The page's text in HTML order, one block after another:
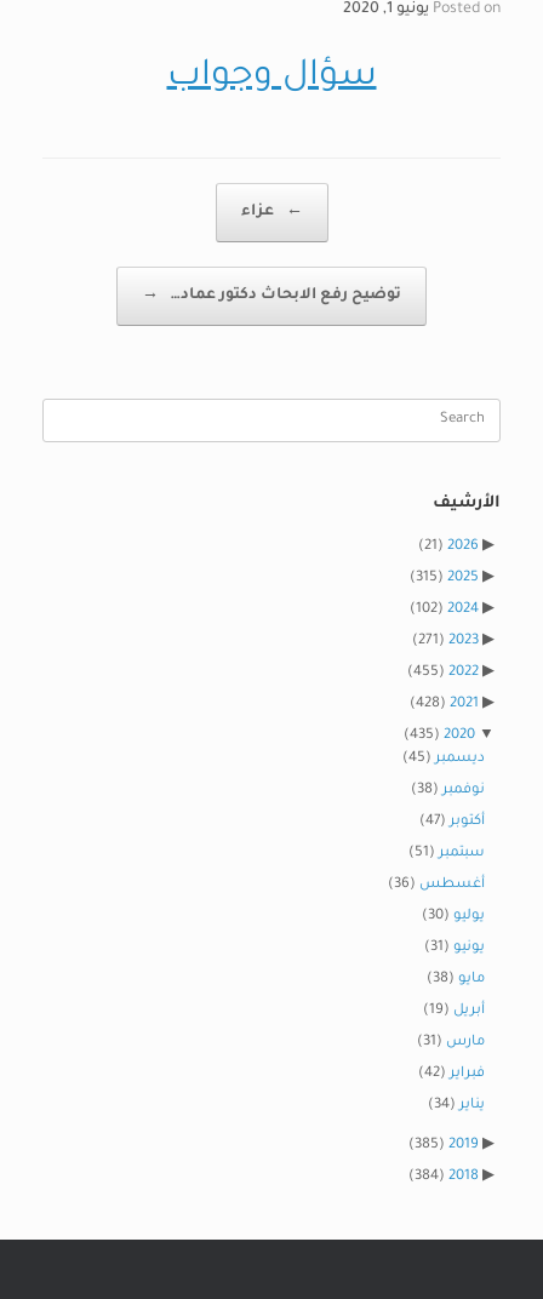
Posted on يونيو 1, 2020
سؤال وجواب
← عزاء
توضيح رفع الابحاث دكتور عماد… →
Search
الأرشيف
2026
(21)
2025
(315)
2024
(102)
2023
(271)
2022
(455)
2021
(428)
2020
(435)
ديسمبر(45)
نوفمبر(38)
أكتوبر(47)
سبتمبر(51)
أغسطس (36)
يوليو (30)
يونيو (31)
مايو (38)
أبريل (19)
مارس (31)
فبراير(42)
يناير(34)
2019
(385)
2018
(384)